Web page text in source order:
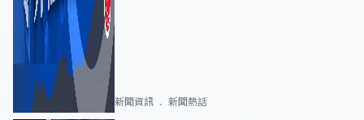
新聞資訊 新聞熱話